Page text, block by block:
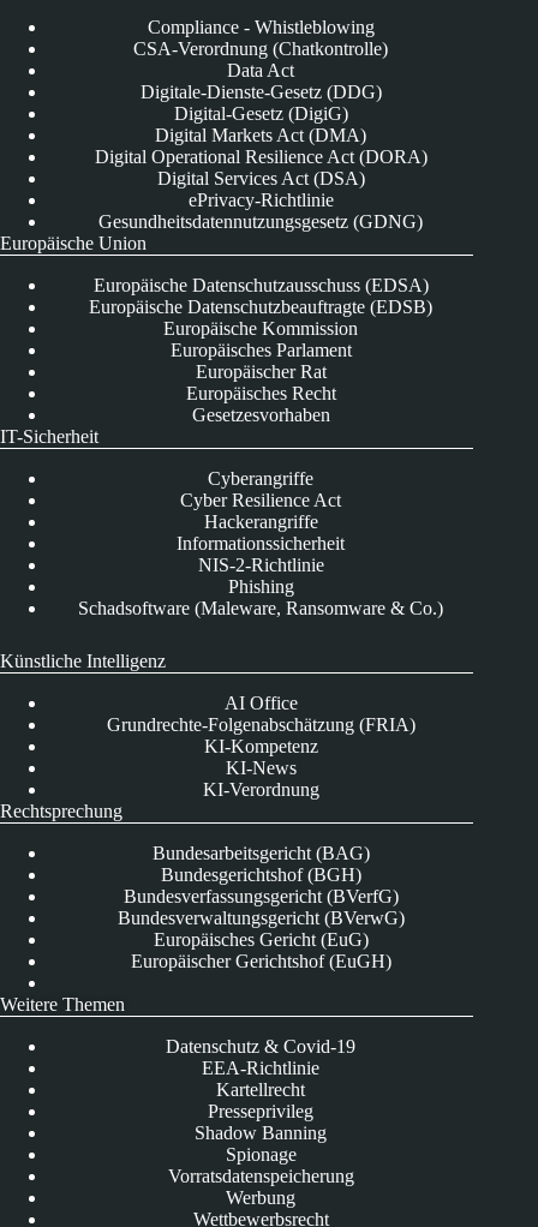
Compliance - Whistleblowing
CSA-Verordnung (Chatkontrolle)
Data Act
Digitale-Dienste-Gesetz (DDG)
Digital-Gesetz (DigiG)
Digital Markets Act (DMA)
Digital Operational Resilience Act (DORA)
Digital Services Act (DSA)
ePrivacy-Richtlinie
Gesundheitsdatennutzungsgesetz (GDNG)
Europäische Union
Europäische Datenschutzausschuss (EDSA)
Europäische Datenschutzbeauftragte (EDSB)
Europäische Kommission
Europäisches Parlament
Europäischer Rat
Europäisches Recht
Gesetzesvorhaben
IT-Sicherheit
Cyberangriffe
Cyber Resilience Act
Hackerangriffe
Informationssicherheit
NIS-2-Richtlinie
Phishing
Schadsoftware (Maleware, Ransomware & Co.)
Künstliche Intelligenz
AI Office
Grundrechte-Folgenabschätzung (FRIA)
KI-Kompetenz
KI-News
KI-Verordnung
Rechtsprechung
Bundesarbeitsgericht (BAG)
Bundesgerichtshof (BGH)
Bundesverfassungsgericht (BVerfG)
Bundesverwaltungsgericht (BVerwG)
Europäisches Gericht (EuG)
Europäischer Gerichtshof (EuGH)
Weitere Themen
Datenschutz & Covid-19
EEA-Richtlinie
Kartellrecht
Presseprivileg
Shadow Banning
Spionage
Vorratsdatenspeicherung
Werbung
Wettbewerbsrecht